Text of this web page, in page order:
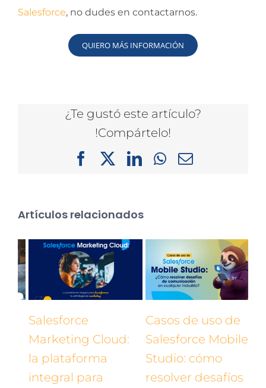
Salesforce, no dudes en contactarnos.
QUIERO MÁS INFORMACIÓN
¿Te gustó este artículo?
!Compártelo!
FacebookLinkedIn
WhatsApp
Correo
Artículos relacionados
Salesforce
Marketing Cloud:
la plataforma
integral para
Casos de uso de
Salesforce Mobile
Studio: cómo
resolver desafíos